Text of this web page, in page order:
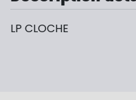
LP CLOCHE